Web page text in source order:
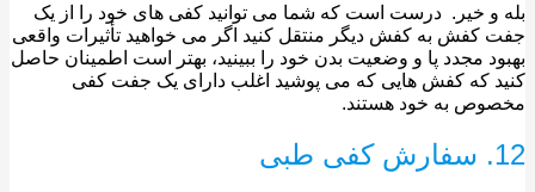
و خیر. ‌ درست است که شما می توانید کفی های خود را از یک
کفش به کفش دیگر منتقل کنید اگر می خواهید تأثیرات واقعی
مجدد پا و وضعیت بدن خود را ببینید، بهتر است اطمینان حاصل
که کفش هایی که می پوشید اغلب دارای یک جفت کفی
به خود هستند.